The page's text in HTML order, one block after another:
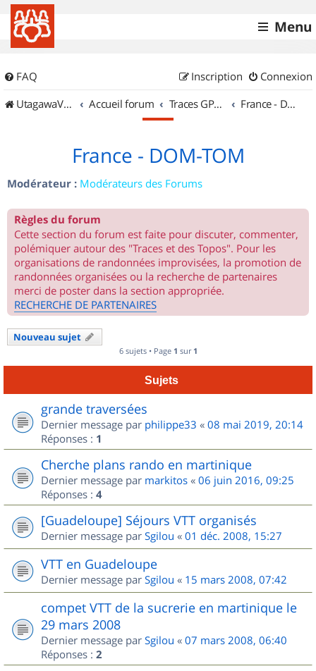
Menu
FAQ Connexion
Inscription
UtagawaVTT (Randos VTT et VTTAE avec traces GPS)
Accueil forum Traces GPS de randos VTT France - DOM-TOM
France - DOM-TOM
Modérateur : Modérateurs des Forums
Règles du forum
Cette section du forum est faite pour discuter, commenter,
polémiquer autour des "Traces et des Topos". Pour les
organisations de randonnées improvisées, la promotion de
randonnées organisées ou la recherche de partenaires
merci de poster dans la section appropriée.
RECHERCHE DE PARTENAIRES
Nouveau sujet
6 sujets • Page 1 sur 1
Sujets
grande traversées
Dernier message par philippe33 « 08 mai 2019, 20:14
Réponses : 1
Cherche plans rando en martinique
Dernier message par markitos « 06 juin 2016, 09:25
Réponses : 4
[Guadeloupe] Séjours VTT organisés
Dernier message par Sgilou « 01 déc. 2008, 15:27
VTT en Guadeloupe
Dernier message par Sgilou « 15 mars 2008, 07:42
compet VTT de la sucrerie en martinique le
29 mars 2008
Dernier message par Sgilou « 07 mars 2008, 06:40
Réponses : 2